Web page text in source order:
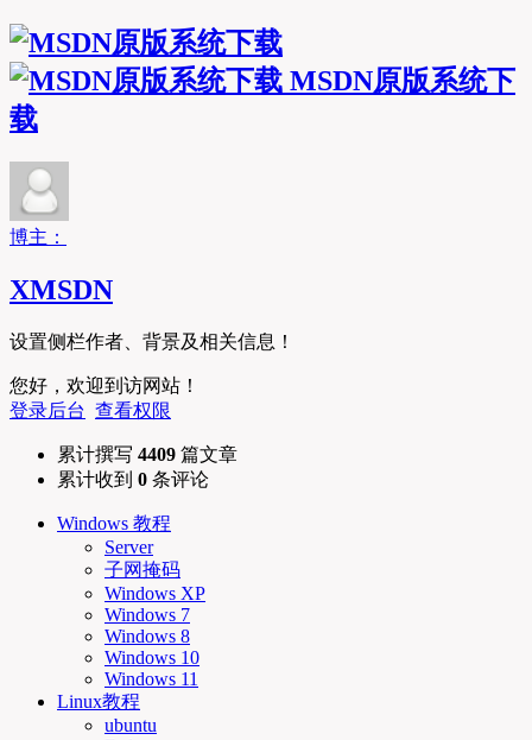
MSDN原版系统下
载
博主：
XMSDN
设置侧栏作者、背景及相关信息！
您好，欢迎到访网站！
登录后台 查看权限
累计撰写 4409 篇文章
累计收到 0 条评论
Windows 教程
Server
子网掩码
Windows XP
Windows 7
Windows 8
Windows 10
Windows 11
Linux教程
ubuntu